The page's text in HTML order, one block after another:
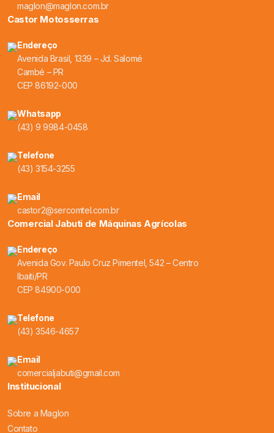
maglon@maglon.com.br
Castor Motosserras
Endereço
Avenida Brasil, 1339 – Jd. Salomé
Cambé – PR
CEP 86192-000
Whatsapp
(43) 9 9984-0458
Telefone
(43) 3154-3255
Email
castor2@sercomtel.com.br
Comercial Jabuti de Máquinas Agrícolas
Endereço
Avenida Gov. Paulo Cruz Pimentel, 542 – Centro
Ibaiti/PR
CEP 84900-000
Telefone
(43) 3546-4657
Email
comercialjabuti@gmail.com
Institucional
Sobre a Maglon
Contato